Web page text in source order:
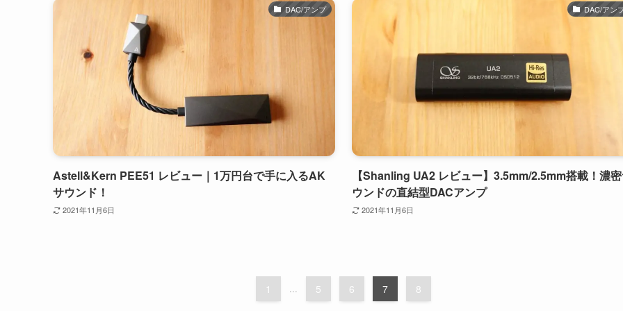
DAC/アンプ
Astell&Kern PEE51 レビュー｜1万円台で手に入るAK
サウンド！
2021年11月6日
DAC/アン
【Shanling UA2 レビュー】3.5mm/2.5mm搭載！濃
ウンドの直結型DACアンプ
2021年11月6日
1 ... 5 6 7 8